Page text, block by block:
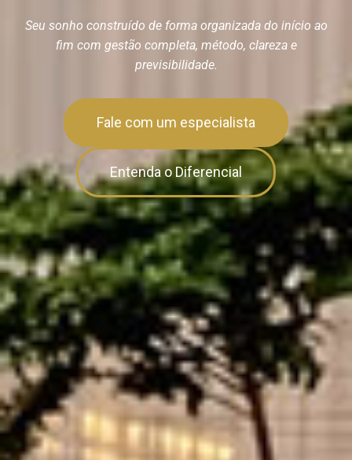
Seu sonho construído de forma organizada do início ao
fim com gestão completa, método, clareza e
previsibilidade.
Fale com um especialista
Entenda o Diferencial